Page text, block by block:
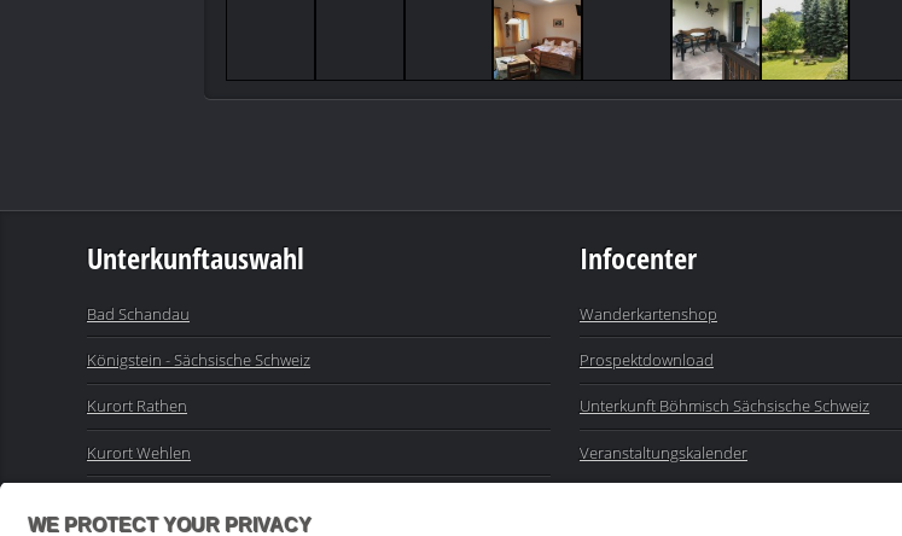
Unterkunftauswahl
Bad Schandau
Königstein - Sächsische Schweiz
Kurort Rathen
Kurort Wehlen
Infocenter
Wanderkartenshop
Prospektdownload
Unterkunft Böhmisch Sächsische Schweiz
Veranstaltungskalender